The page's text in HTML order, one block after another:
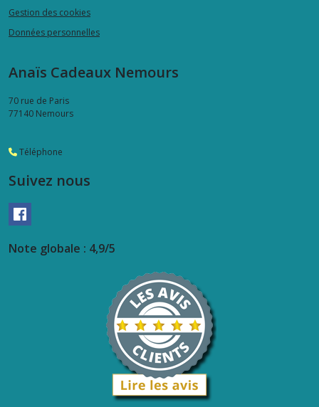
Gestion des cookies
Données personnelles
Anaïs Cadeaux Nemours
70 rue de Paris
77140 Nemours
Téléphone
Suivez nous
Note globale : 4,9/5